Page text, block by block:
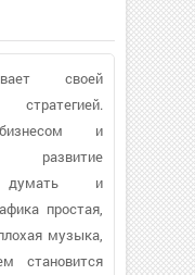
своей
стратегией.
и
развитие
думать и
простая,
музыка,
становится